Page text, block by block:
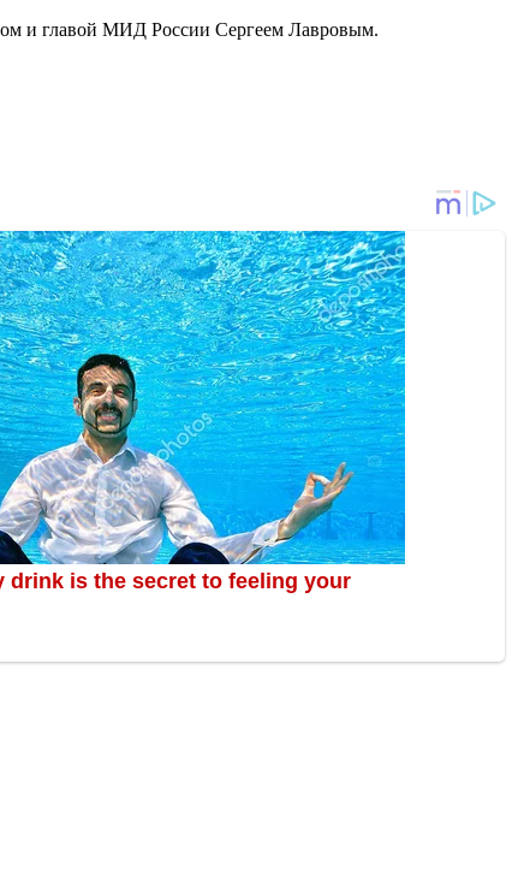
и главой МИД России Сергеем Лавровым.